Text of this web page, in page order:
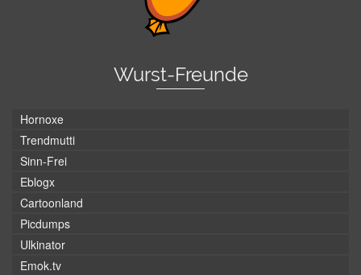
Wurst-Freunde
Hornoxe
Trendmutti
Sinn-Frei
Eblogx
Cartoonland
Picdumps
Ulkinator
Emok.tv